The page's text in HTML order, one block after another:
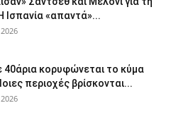
Ισπανία «απαντά»...
40άρια κορυφώνεται το κύμα
περιοχές βρίσκονται...